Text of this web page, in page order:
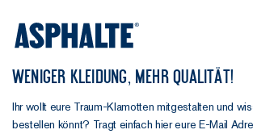
WENIGER KLEIDUNG, MEHR QUALITÄT!
Ihr wollt eure Traum-Klamotten mitgestalten und
bestellen könnt? Tragt einfach hier eure E-Mail